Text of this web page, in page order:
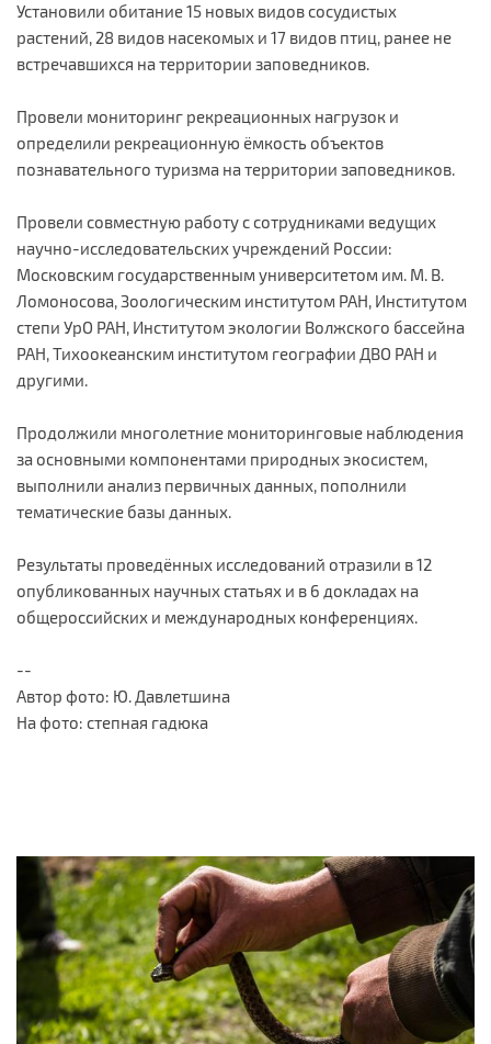
Установили обитание 15 новых видов сосудистых
растений, 28 видов насекомых и 17 видов птиц, ранее не
встречавшихся на территории заповедников.
Провели мониторинг рекреационных нагрузок и
определили рекреационную ёмкость объектов
познавательного туризма на территории заповедников.
Провели совместную работу с сотрудниками ведущих
научно-исследовательских учреждений России:
Московским государственным университетом им. М. В.
Ломоносова, Зоологическим институтом РАН, Институтом
степи УрО РАН, Институтом экологии Волжского бассейна
РАН, Тихоокеанским институтом географии ДВО РАН и
другими.
Продолжили многолетние мониторинговые наблюдения
за основными компонентами природных экосистем,
выполнили анализ первичных данных, пополнили
тематические базы данных.
Результаты проведённых исследований отразили в 12
опубликованных научных статьях и в 6 докладах на
общероссийских и международных конференциях.
--
Автор фото: Ю. Давлетшина
На фото: степная гадюка